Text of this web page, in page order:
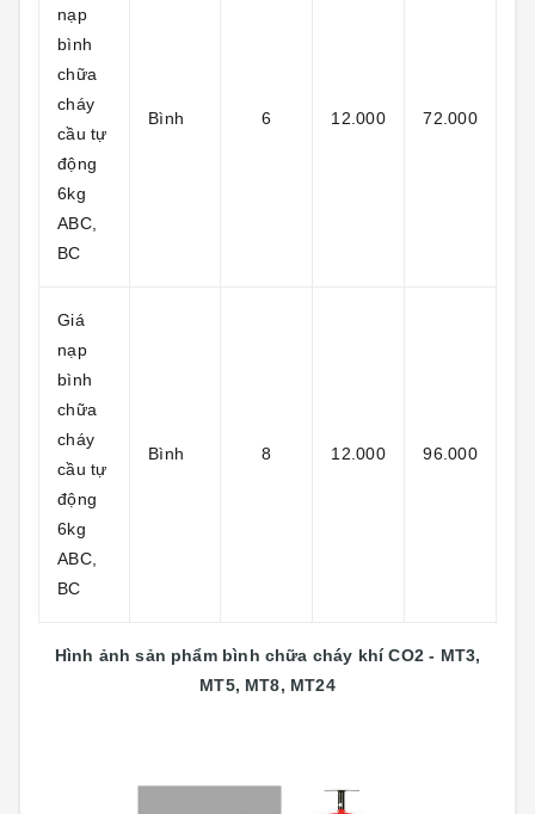
nạp
bình
chữa
cháy
cầu tự
động
6kg
ABC,
BC
Bình 6 12.000 72.000
Giá
nạp
bình
chữa
cháy
cầu tự
động
6kg
ABC,
BC
Bình 8 12.000 96.000
Hình ảnh sản phẩm bình chữa cháy khí CO2 - MT3,
MT5, MT8, MT24